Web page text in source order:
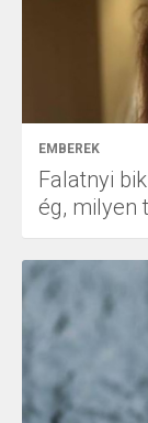
EMBEREK
Falatnyi
ég, milyen